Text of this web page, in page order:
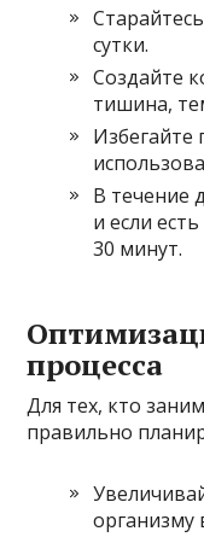
сутки.
Создайте
тишина,
Избегайте
В течение
и если
30 минут.
процесса
Для тех, кто
правильно
организму